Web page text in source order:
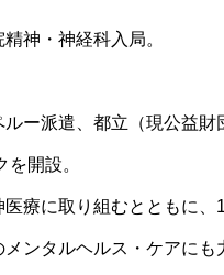
神・神経科入局。
ー派遣、都立（現公益
開設。
療に取り組むとともに
ンタルヘルス・ケアにも